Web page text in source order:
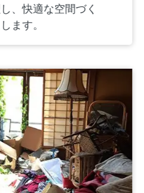
、快適な空間づく
ます。